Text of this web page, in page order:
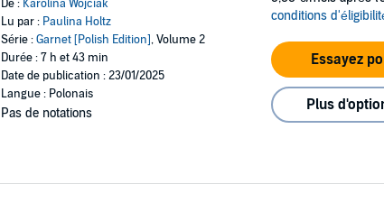
De : Karolina Wojciak
Lu par : Paulina Holtz
Série :Garnet [Polish Edition], Volume 2
Durée : 7 h et 43 min
Date de publication : 23/01/2025
Langue : Polonais
Pas de notations
conditions
Essayez
Plus